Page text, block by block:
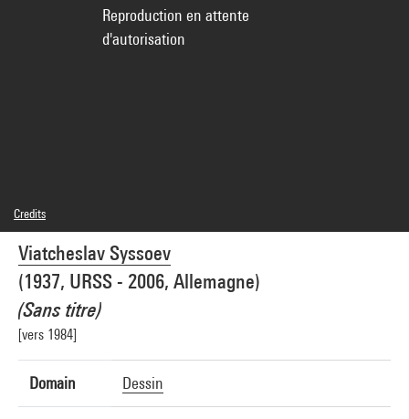
Viatcheslav Syssoev
(1937, URSS - 2006, Allemagne)
(Sans titre)
[vers 1984]
Domain Dessin
Reproduction en attente
d'autorisation
Credits
© droits réservés
Photo credits : Centre Pompidou, MNAM-CCI/Georges Meguerditchian/Dist.
GrandPalaisRmn
Image reference : 4N04598
Image presentation :